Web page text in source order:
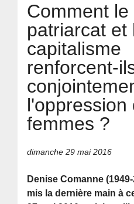
Comment le
patriarcat et
capitalisme
renforcent-
l'oppression
femmes ?
dimanche 29 mai 2016
Denise Comanne
mis la dernière main à